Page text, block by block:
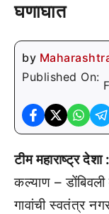
घणाघात
by
Published On:
टीम महाराष्ट्र
कल्याण –
गावांची स्वतंत्र